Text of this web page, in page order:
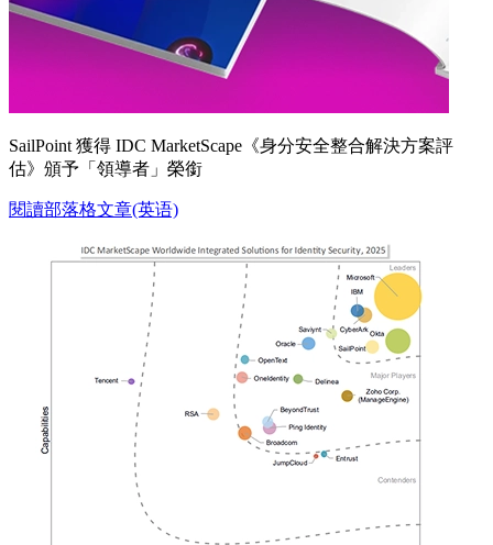
SailPoint 獲得 IDC MarketScape《身分安全整合解決方案評
估》頒予「領導者」榮銜
閱讀部落格文章(英语)